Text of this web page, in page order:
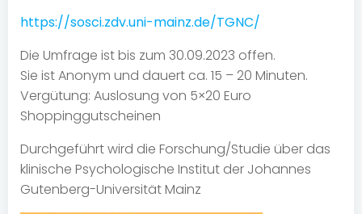
https://sosci.zdv.uni-mainz.de/TGNC/
Die Umfrage ist bis zum 30.09.2023 offen.
Sie ist Anonym und dauert ca. 15 – 20 Minuten.
Vergütung: Auslosung von 5×20 Euro
Shoppinggutscheinen
Durchgeführt wird die Forschung/Studie über das
klinische Psychologische Institut der Johannes
Gutenberg-Universität Mainz